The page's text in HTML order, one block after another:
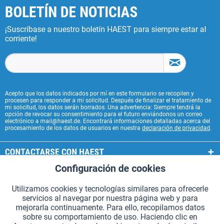
BOLETÍN DE NOTICIAS
¡Suscríbase a nuestro boletín HAEST para siempre estar al
corriente!
Acepto que los datos indicados por mí en este formulario se recopilen y
procesen para responder a mi solicitud. Después de finalizar el tratamiento de
mi solicitud, los datos serán borrados. Una advertencia: Siempre tendrá la
opción de revocar su consentimiento para el futuro enviándonos un correo
electrónico a mail@haest.de. Encontrará informaciones detalladas acerca del
procesamiento de los datos de usuarios en nuestra declaración de privacidad .
CONTACTARSE CON HAEST
SERVICIOS HAEST
INFORMACIÓN GENERAL
MODOS DE PAGO
Funcionales Aktiv
Seguimiento Aktiv
Configuración de cookies
Utilizamos cookies y tecnologías similares para ofrecerle
servicios al navegar por nuestra página web y para
mejorarla continuamente. Para ello, recopilamos datos
sobre su comportamiento de uso. Haciendo clic en